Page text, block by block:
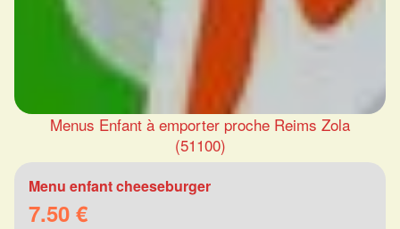
Menus Enfant à emporter proche Reims Zola
(51100)
Menu enfant cheeseburger
7.50 €